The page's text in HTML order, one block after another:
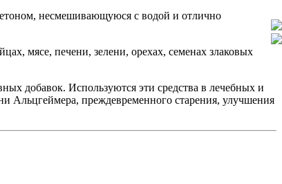
несмешивающуюся с водой и отлично
мясе, печени, зелени, орехах, семенах злаковых
добавок. Используются эти средства в лечебных и
Альцгеймера, преждевременного старения, улучшения